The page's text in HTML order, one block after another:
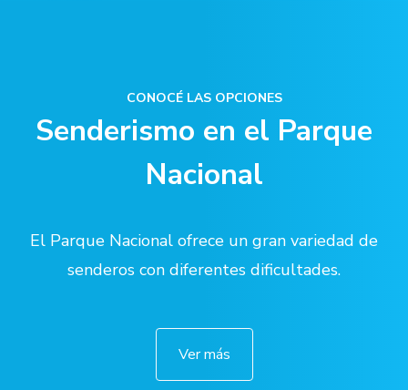
CONOCÉ LAS OPCIONES
Senderismo en el Parque
Nacional
El Parque Nacional ofrece un gran variedad de
senderos con diferentes dificultades.
Ver más